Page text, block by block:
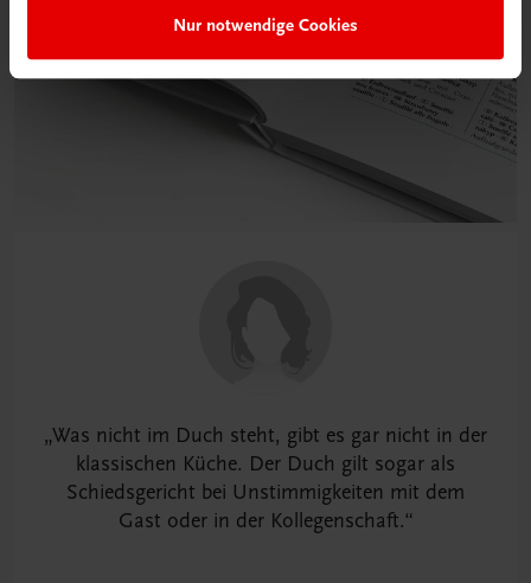
Nur notwendige Cookies
Was nicht im Duch steht, gibt es gar nicht in der
klassischen Küche. Der Duch gilt sogar als
Schiedsgericht bei Unstimmigkeiten mit dem
Gast oder in der Kollegenschaft.